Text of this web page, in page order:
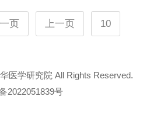
页 上一页 10
医学研究院 All Rights Reserved.
2022051839号